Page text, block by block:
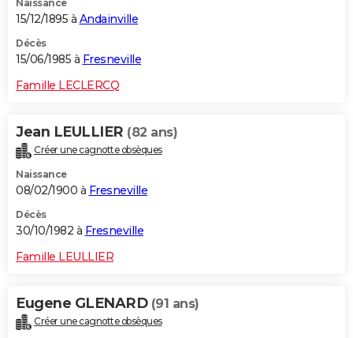
Naissance
15/12/1895 à Andainville
Décès
15/06/1985 à Fresneville
Famille LECLERCQ
Jean LEULLIER (82 ans)
Créer une cagnotte obsèques
Naissance
08/02/1900 à Fresneville
Décès
30/10/1982 à Fresneville
Famille LEULLIER
Eugene GLENARD (91 ans)
Créer une cagnotte obsèques